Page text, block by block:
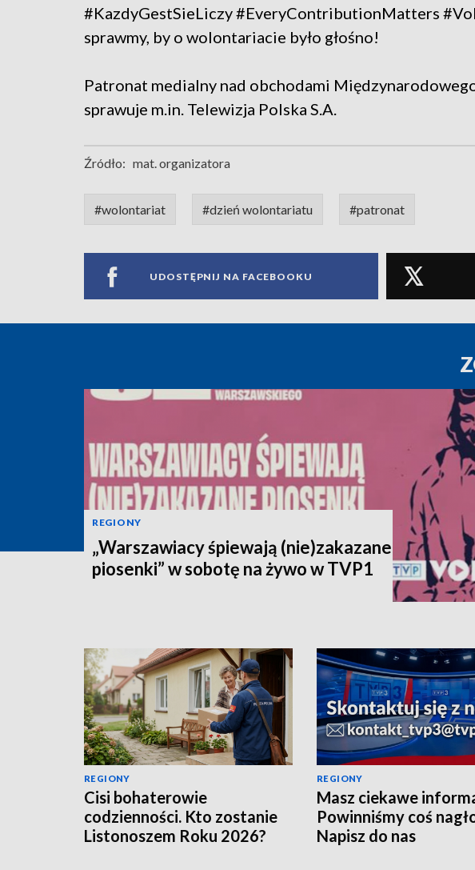
#KazdyGestSieLiczy #EveryContributionMatters
sprawmy, by o wolontariacie było głośno!
Patronat medialny nad obchodami
sprawuje m.in. Telewizja Polska S.A.
Źródło: mat. organizatora
#wolontariat #dzień wolontariatu #patronat
UDOSTĘPNIJ NA FACEBOOKU
REGIONY
„Warszawiacy śpiewają (nie)zakazane
piosenki” w sobotę na żywo w TVP1
REGIONY
Cisi bohaterowie
codzienności. Kto zostanie
Listonoszem Roku 2026?
REGIONY
Masz ciekawe
Powinniśmy coś
Napisz do nas